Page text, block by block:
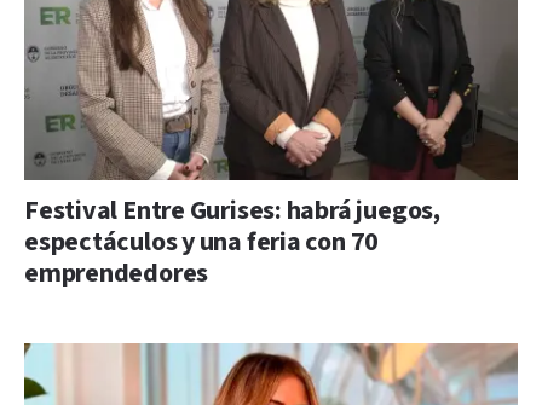
Festival Entre Gurises: habrá juegos,
espectáculos y una feria con 70
emprendedores